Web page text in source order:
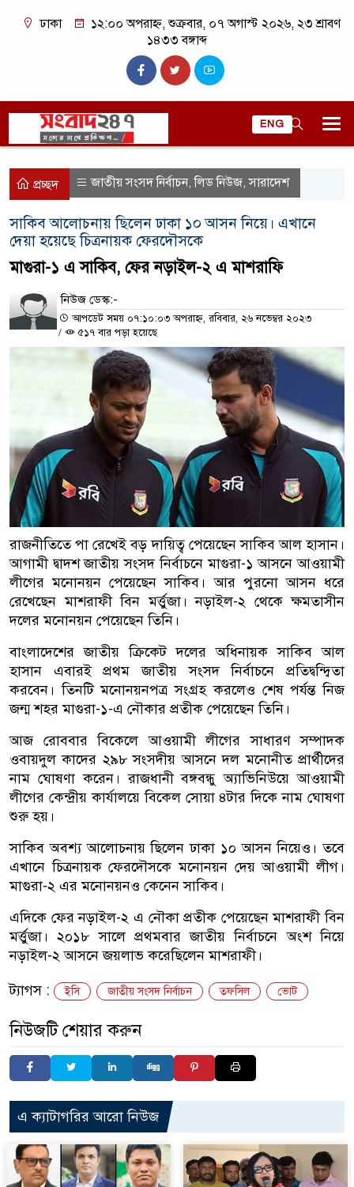
ঢাকা
১২:০০ অপরাহ্ন, শুক্রবার, ০৭ অগাস্ট ২০২৬, ২৩ শ্রাবণ
১৪৩৩ বঙ্গাব্দ
ENG
প্রচ্ছদ জাতীয় সংসদ নির্বাচন,লিড নিউজ,সারাদেশ
সাকিব আলোচনায় ছিলেন ঢাকা ১০ আসন নিয়ে। এখানে
দেয়া হয়েছে চিত্রনায়ক ফেরদৌসকে
মাগুরা-১ এ সাকিব, ফের নড়াইল-২ এ মাশরাফি
নিউজ ডেস্ক:-
আপডেট সময় ০৭:১০:০৩ অপরাহ্ন, রবিবার, ২৬ নভেম্বর ২০২৩
/
৫১৭ বার পড়া হয়েছে
রাজনীতিতে পা রেখেই বড় দায়িত্ব পেয়েছেন সাকিব আল হাসান।
আগামী দ্বাদশ জাতীয় সংসদ নির্বাচনে মাগুরা-১ আসনে আওয়ামী
লীগের মনোনয়ন পেয়েছেন সাকিব। আর পুরনো আসন ধরে
রেখেছেন মাশরাফী বিন মর্ত্তুজা। নড়াইল-২ থেকে ক্ষমতাসীন
দলের মনোনয়ন পেয়েছেন তিনি।
বাংলাদেশের জাতীয় ক্রিকেট দলের অধিনায়ক সাকিব আল
হাসান এবারই প্রথম জাতীয় সংসদ নির্বাচনে প্রতিদ্বন্দ্বিতা
করবেন। তিনটি মনোনয়নপত্র সংগ্রহ করলেও শেষ পর্যন্ত নিজ
জন্ম শহর মাগুরা-১-এ নৌকার প্রতীক পেয়েছেন তিনি।
আজ রোববার বিকেলে আওয়ামী লীগের সাধারণ সম্পাদক
ওবায়দুল কাদের ২৯৮ সংসদীয় আসনে দল মনোনীত প্রার্থীদের
নাম ঘোষণা করেন। রাজধানী বঙ্গবন্ধু অ্যাভিনিউয়ে আওয়ামী
লীগের কেন্দ্রীয় কার্যালয়ে বিকেল সোয়া ৪টার দিকে নাম ঘোষণা
শুরু হয়।
সাকিব অবশ্য আলোচনায় ছিলেন ঢাকা ১০ আসন নিয়েও। তবে
এখানে চিত্রনায়ক ফেরদৌসকে মনোনয়ন দেয় আওয়ামী লীগ।
মাগুরা-২ এর মনোনয়নও কেনেন সাকিব।
এদিকে ফের নড়াইল-২ এ নৌকা প্রতীক পেয়েছেন মাশরাফী বিন
মর্ত্তুজা। ২০১৮ সালে প্রথমবার জাতীয় নির্বাচনে অংশ নিয়ে
নড়াইল-২ আসনে জয়লাভ করেছিলেন মাশরাফী।
ট্যাগস :
ইসি জাতীয় সংসদ নির্বাচন তফসিল ভোট
নিউজটি শেয়ার করুন
এ ক্যাটাগরির আরো নিউজ